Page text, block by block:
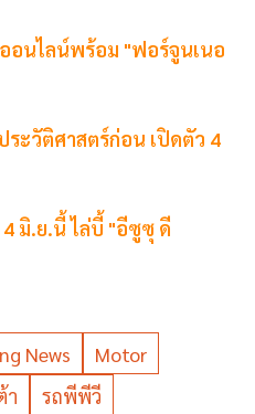
ออนไลน์พร้อม "ฟอร์จูนเนอ
ระวัติศาสตร์ก่อน เปิดตัว 4
4 มิ.ย.นี้ ไล่บี้ "อีซูซุ ดี
News
Motor
า
รถพีพีวี